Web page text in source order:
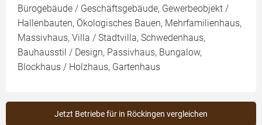
Bürogebäude / Geschäftsgebäude, Gewerbeobjekt /
Hallenbauten, Ökologisches Bauen, Mehrfamilienhaus,
Massivhaus, Villa / Stadtvilla, Schwedenhaus,
Bauhausstil / Design, Passivhaus, Bungalow,
Blockhaus / Holzhaus, Gartenhaus
Jetzt Betriebe für in Röckingen vergleichen